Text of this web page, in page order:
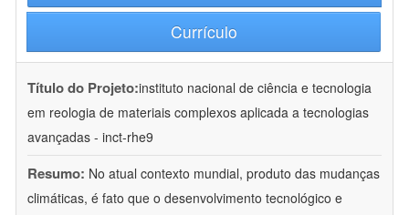
Currículo
Título do Projeto:instituto nacional de ciência e tecnologia
em reologia de materiais complexos aplicada a tecnologias
avançadas - inct-rhe9
Resumo: No atual contexto mundial, produto das mudanças
climáticas, é fato que o desenvolvimento tecnológico e